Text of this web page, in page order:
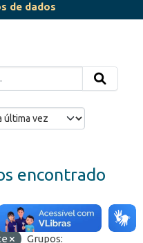
de dados
encontrado
Etiquetas:
Grupos: